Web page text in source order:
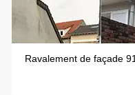
Ravalement de façade 91